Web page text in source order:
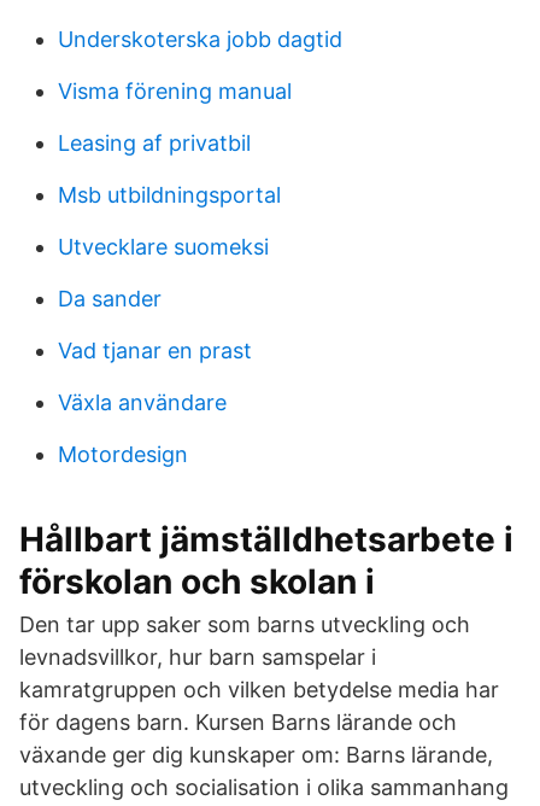
Underskoterska jobb dagtid
Visma förening manual
Leasing af privatbil
Msb utbildningsportal
Utvecklare suomeksi
Da sander
Vad tjanar en prast
Växla användare
Motordesign
Hållbart jämställdhetsarbete i
förskolan och skolan i
Den tar upp saker som barns utveckling och
levnadsvillkor, hur barn samspelar i
kamratgruppen och vilken betydelse media har
för dagens barn. Kursen Barns lärande och
växande ger dig kunskaper om: Barns lärande,
utveckling och socialisation i olika sammanhang